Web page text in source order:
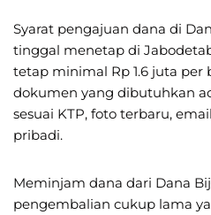
Syarat pengajuan dana di
tinggal menetap di
tetap minimal Rp 1.6 juta per
dokumen yang dibutuhkan
sesuai KTP, foto terbaru,
pribadi.
Meminjam dana dari Dana
pengembalian cukup lama